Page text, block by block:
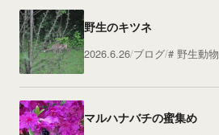
野生のキツネ
2026.6.26 ブログ 野生動物
マルハナバチの蜜集め